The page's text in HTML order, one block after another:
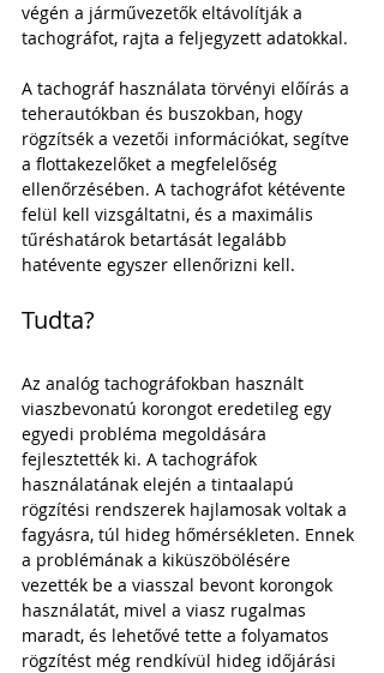
végén a járművezetők eltávolítják a
tachográfot, rajta a feljegyzett adatokkal.
A tachográf használata törvényi előírás a
teherautókban és buszokban, hogy
rögzítsék a vezetői információkat, segítve
a flottakezelőket a megfelelőség
ellenőrzésében. A tachográfot kétévente
felül kell vizsgáltatni, és a maximális
tűréshatárok betartását legalább
hatévente egyszer ellenőrizni kell.
Tudta?
Az analóg tachográfokban használt
viaszbevonatú korongot eredetileg egy
egyedi probléma megoldására
fejlesztették ki. A tachográfok
használatának elején a tintaalapú
rögzítési rendszerek hajlamosak voltak a
fagyásra, túl hideg hőmérsékleten. Ennek
a problémának a kiküszöbölésére
vezették be a viasszal bevont korongok
használatát, mivel a viasz rugalmas
maradt, és lehetővé tette a folyamatos
rögzítést még rendkívül hideg időjárási